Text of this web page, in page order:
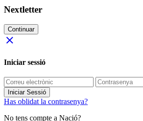
Nextletter
Continuar
close
Iniciar sessió
Iniciar Sessió
Has oblidat la contrasenya?
No tens compte a Nació?